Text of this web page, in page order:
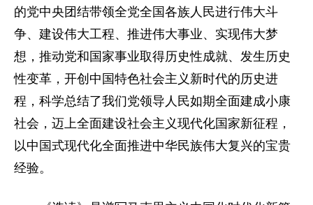
的党中央团结带领全党全国各族人民进行伟大斗
争、建设伟大工程、推进伟大事业、实现伟大梦
想，推动党和国家事业取得历史性成就、发生历史
性变革，开创中国特色社会主义新时代的历史进
程，科学总结了我们党领导人民如期全面建成小康
社会，迈上全面建设社会主义现代化国家新征程，
以中国式现代化全面推进中华民族伟大复兴的宝贵
经验。